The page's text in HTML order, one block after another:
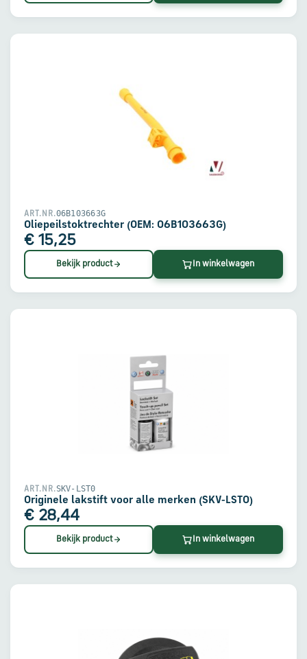
ART.NR.06B103663G
Oliepeilstoktrechter (OEM: 06B103663G)
€ 15,25
Bekijk product In winkelwagen
ART.NR.SKV-LST0
Originele lakstift voor alle merken (SKV-LST0)
€ 28,44
Bekijk product In winkelwagen